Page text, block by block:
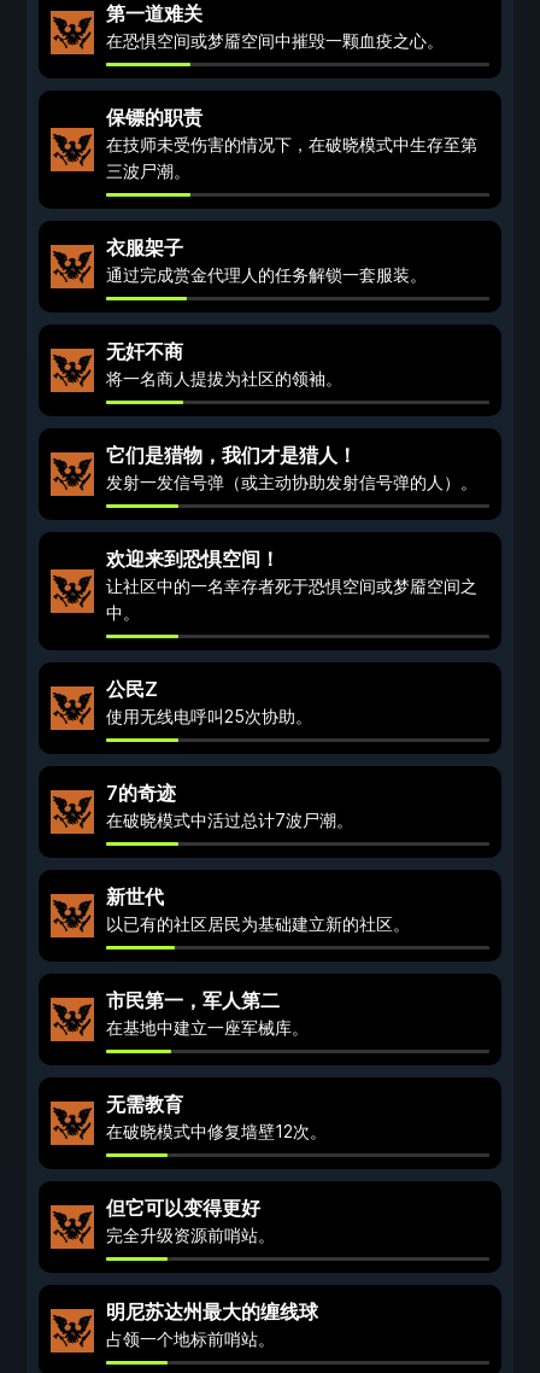
第一道难关
在恐惧空间或梦靥空间中摧毁一颗血疫之心。
保镖的职责
在技师未受伤害的情况下，在破晓模式中生存至第
三波尸潮。
衣服架子
通过完成赏金代理人的任务解锁一套服装。
无奸不商
将一名商人提拔为社区的领袖。
它们是猎物，我们才是猎人！
发射一发信号弹（或主动协助发射信号弹的人）。
欢迎来到恐惧空间！
让社区中的一名幸存者死于恐惧空间或梦靥空间之
中。
公民Z
使用无线电呼叫25次协助。
7的奇迹
在破晓模式中活过总计7波尸潮。
新世代
以已有的社区居民为基础建立新的社区。
市民第一，军人第二
在基地中建立一座军械库。
无需教育
在破晓模式中修复墙壁12次。
但它可以变得更好
完全升级资源前哨站。
明尼苏达州最大的缠线球
占领一个地标前哨站。